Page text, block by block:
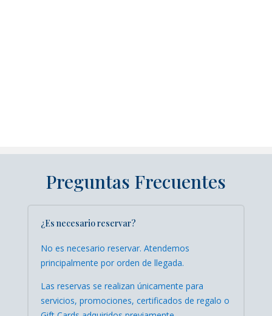
Preguntas Frecuentes
¿Es necesario reservar?
No es necesario reservar. Atendemos
principalmente por orden de llegada.
Las reservas se realizan únicamente para
servicios, promociones, certificados de regalo o